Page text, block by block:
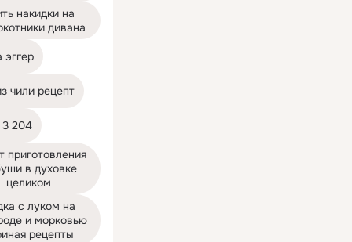
накидки на
дивана
эггер
чили рецепт
204
приготовления
в духовке
целиком
с луком на
и морковью
рецепты